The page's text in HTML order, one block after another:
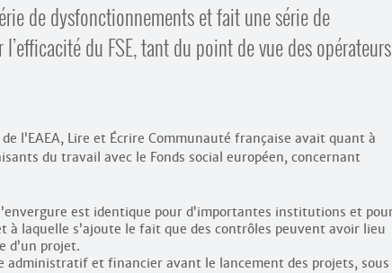
de dysfonctionnements et fait une série de
du FSE, tant du point de vue des
l’EAEA, Lire et Écrire Communauté française avait quant à
du travail avec le Fonds social européen, concernant
est identique pour d’importantes institutions et
à laquelle s’ajoute le fait que des contrôles peuvent avoir lieu
d’un projet.
administratif et financier avant le lancement des projets, sous